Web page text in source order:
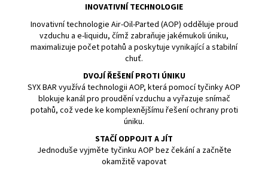
INOVATIVNÍ TECHNOLOGIE
Inovativní technologie Air-Oil-Parted (AOP) odděluje proud
vzduchu a e-liquidu, čímž zabraňuje jakémukoli úniku,
maximalizuje počet potahů a poskytuje vynikající a stabilní
chuť.
DVOJÍ ŘEŠENÍ PROTI ÚNIKU
SYX BAR využívá technologii AOP, která pomocí tyčinky AOP
blokuje kanál pro proudění vzduchu a vyřazuje snímač
potahů, což vede ke komplexnějšímu řešení ochrany proti
úniku.
STAČÍ ODPOJIT A JÍT
Jednoduše vyjměte tyčinku AOP bez čekání a začněte
okamžitě vapovat